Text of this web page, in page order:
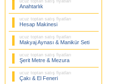
ucuz toptan satış fiyatları
Anahtarlık
ucuz toptan satış fiyatları
Hesap Makinesi
ucuz toptan satış fiyatları
Makyaj Aynası & Manikür Seti
ucuz toptan satış fiyatları
Şerit Metre & Mezura
ucuz toptan satış fiyatları
Çakı & El Feneri